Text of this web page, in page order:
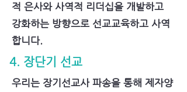
적 은사와 사역적 리더십을 개발하고
강화하는 방향으로 선교교육하고 사역
합니다.
4. 장단기 선교
우리는 장기선교사 파송을 통해 제자양